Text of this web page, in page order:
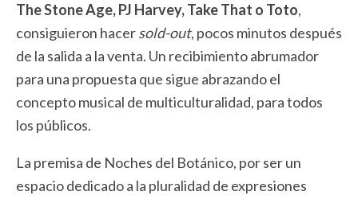
The Stone Age, PJ Harvey, Take That o Toto,
consiguieron hacersold-out, pocos minutos después
de la salida a la venta. Un recibimiento abrumador
para una propuesta que sigue abrazando el
concepto musical de multiculturalidad, para todos
los públicos.
La premisa de Noches del Botánico, por ser un
espacio dedicado a la pluralidad de expresiones